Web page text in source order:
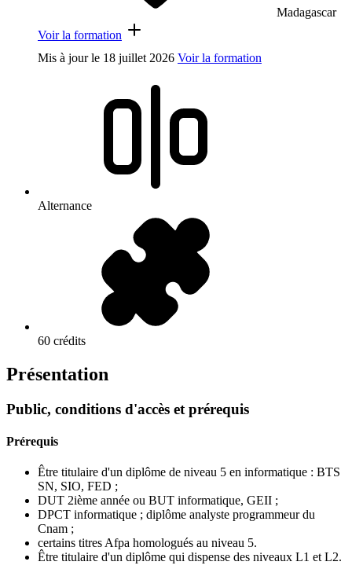
Madagascar
Voir la formation
Mis à jour le 18 juillet 2026 Voir la formation
Alternance
60 crédits
Présentation
Public, conditions d'accès et prérequis
Prérequis
Être titulaire d'un diplôme de niveau 5 en informatique : BTS
SN, SIO, FED ;
DUT 2ième année ou BUT informatique, GEII ;
DPCT informatique ; diplôme analyste programmeur du
Cnam ;
certains titres Afpa homologués au niveau 5.
Être titulaire d'un diplôme qui dispense des niveaux L1 et L2.